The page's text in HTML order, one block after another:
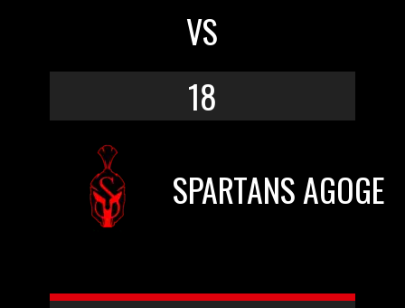
VS
18
SPARTANS AGOGE